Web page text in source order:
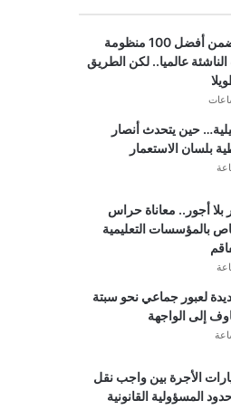
المغرب ضمن أفضل 100 منظومة
عالميا.. لكن الطريق
حين يتحدث أنصار
بلسان الاستعمار
بلا أجور.. معاناة حراس
بالمؤسسات التعليمية
لعبور جماعي نحو سبتة
إلى الواجهة
الأجرة بين واجب نقل
المسؤولية القانونية